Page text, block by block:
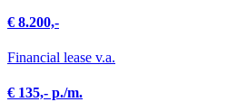
€ 8.200,-
Financial lease v.a.
€ 135,- p./m.